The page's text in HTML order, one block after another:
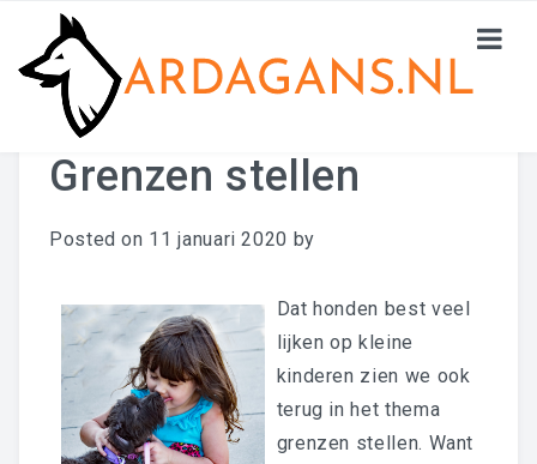
HOME
DE AANSCHAF
GEDRAG
CONTACTEN
Grenzen stellen
Posted on 11 januari 2020 by
Dat honden best veel
lijken op kleine
kinderen zien we ook
terug in het thema
grenzen stellen. Want